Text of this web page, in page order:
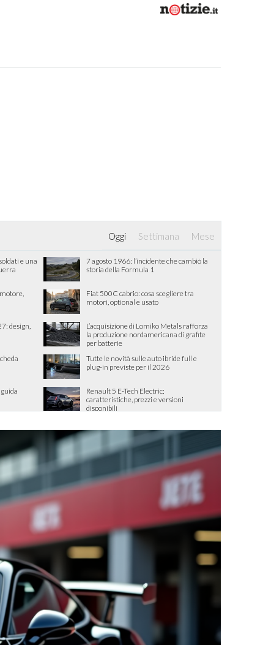
Oggi Settimana Mese
e una
7 agosto 1966: l’incidente che cambiò la
storia della Formula 1
Fiat 500C cabrio: cosa scegliere tra
motori, optional e usato
design,
L’acquisizione di Lomiko Metals rafforza
la produzione nordamericana di grafite
per batterie
Tutte le novità sulle auto ibride full e
plug-in previste per il 2026
Renault 5 E-Tech Electric:
caratteristiche, prezzi e versioni
disponibili